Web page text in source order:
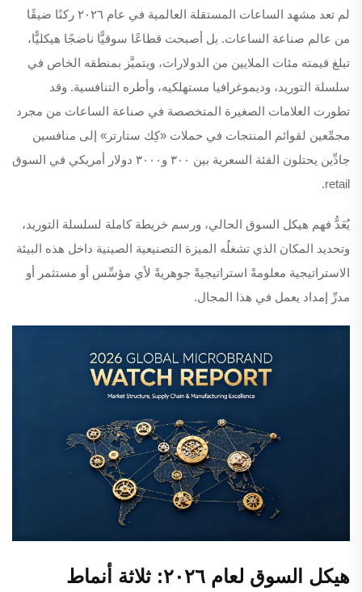
لم تعد مشهد الساعات المستقلة العالمية في عام ٢٠٢٦ ركنًا ضيقًا
من عالم صناعة الساعات. بل أصبحت قطاعًا سوقيًّا ناضجًا هيكليًّا،
تبلغ قيمته مئات الملايين من الدولارات، ويتميَّز بمنطقه الخاص في
سلسلة التوريد، وديموغرافيا مستهلكيه، وأطره التنافسية. وقد
تطورت العلامات الصغيرة المتخصصة في صناعة الساعات من مجرد
مجمِّعين لقوائم المنتجات في حملات «كِك ستارتر» إلى منافسين
جادِّين يحتلون الفئة السعرية بين ٣٠٠ و٣٠٠٠ دولار أمريكي في السوق
retail.
يُعَدُّ فهم هيكل السوق الحالي، ورسم خريطة كاملة لسلسلة التوريد،
وتحديد المكان الذي تشغلُه الميزة التصنيعية الصينية داخل هذه البيئة
الاستراتيجية معلومةً استراتيجيةً جوهريةً لأي مؤسِّس أو مستثمر أو
مدرِّ إمداد يعمل في هذا المجال.
هيكل السوق لعام ٢٠٢٦: ثلاثة أنماط